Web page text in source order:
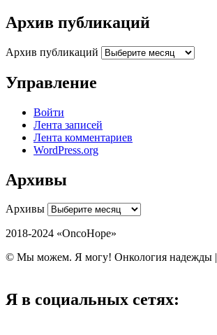
Архив публикаций
Архив публикаций
Управление
Войти
Лента записей
Лента комментариев
WordPress.org
Архивы
Архивы
2018-2024 «OncoHope»
© Мы можем. Я могу! Онкология надежды |
Я в социальных сетях: